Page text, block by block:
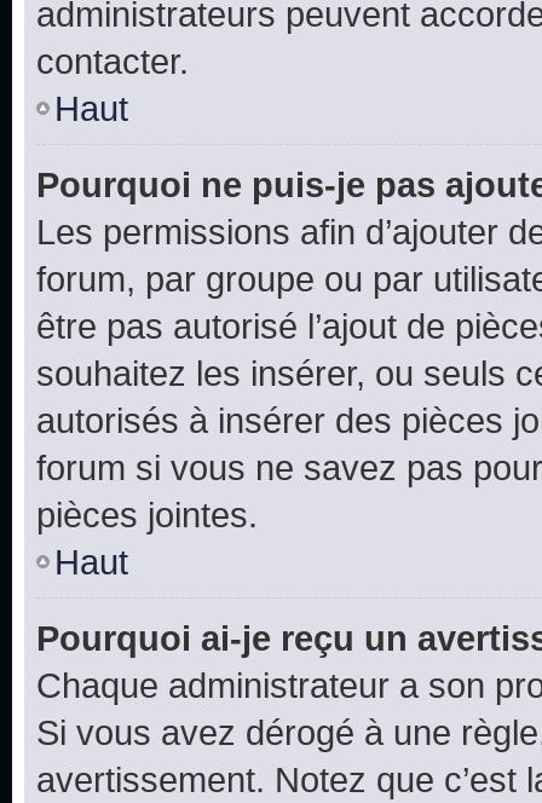
administrateurs peuvent
contacter.
Haut
Pourquoi ne puis-je pas
Les permissions afin d’ajouter
forum, par groupe ou par
être pas autorisé l’ajout de
souhaitez les insérer, ou seuls
autorisés à insérer des pièces
forum si vous ne savez pas
pièces jointes.
Haut
Pourquoi ai-je reçu un
Chaque administrateur a son
Si vous avez dérogé à une
avertissement. Notez que c’est